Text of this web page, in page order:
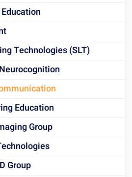
Technologies (SLT)
Education
Group
Group